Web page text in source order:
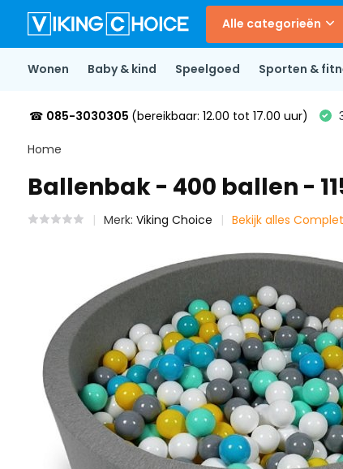
Alle categorieën
Wonen Baby & kind Speelgoed Sporten &
☎ 085-3030305 (bereikbaar: 12.00 tot 17.00 uur)
Home
Ballenbak - 400 ballen -
Merk: Viking Choice Bekijk alles